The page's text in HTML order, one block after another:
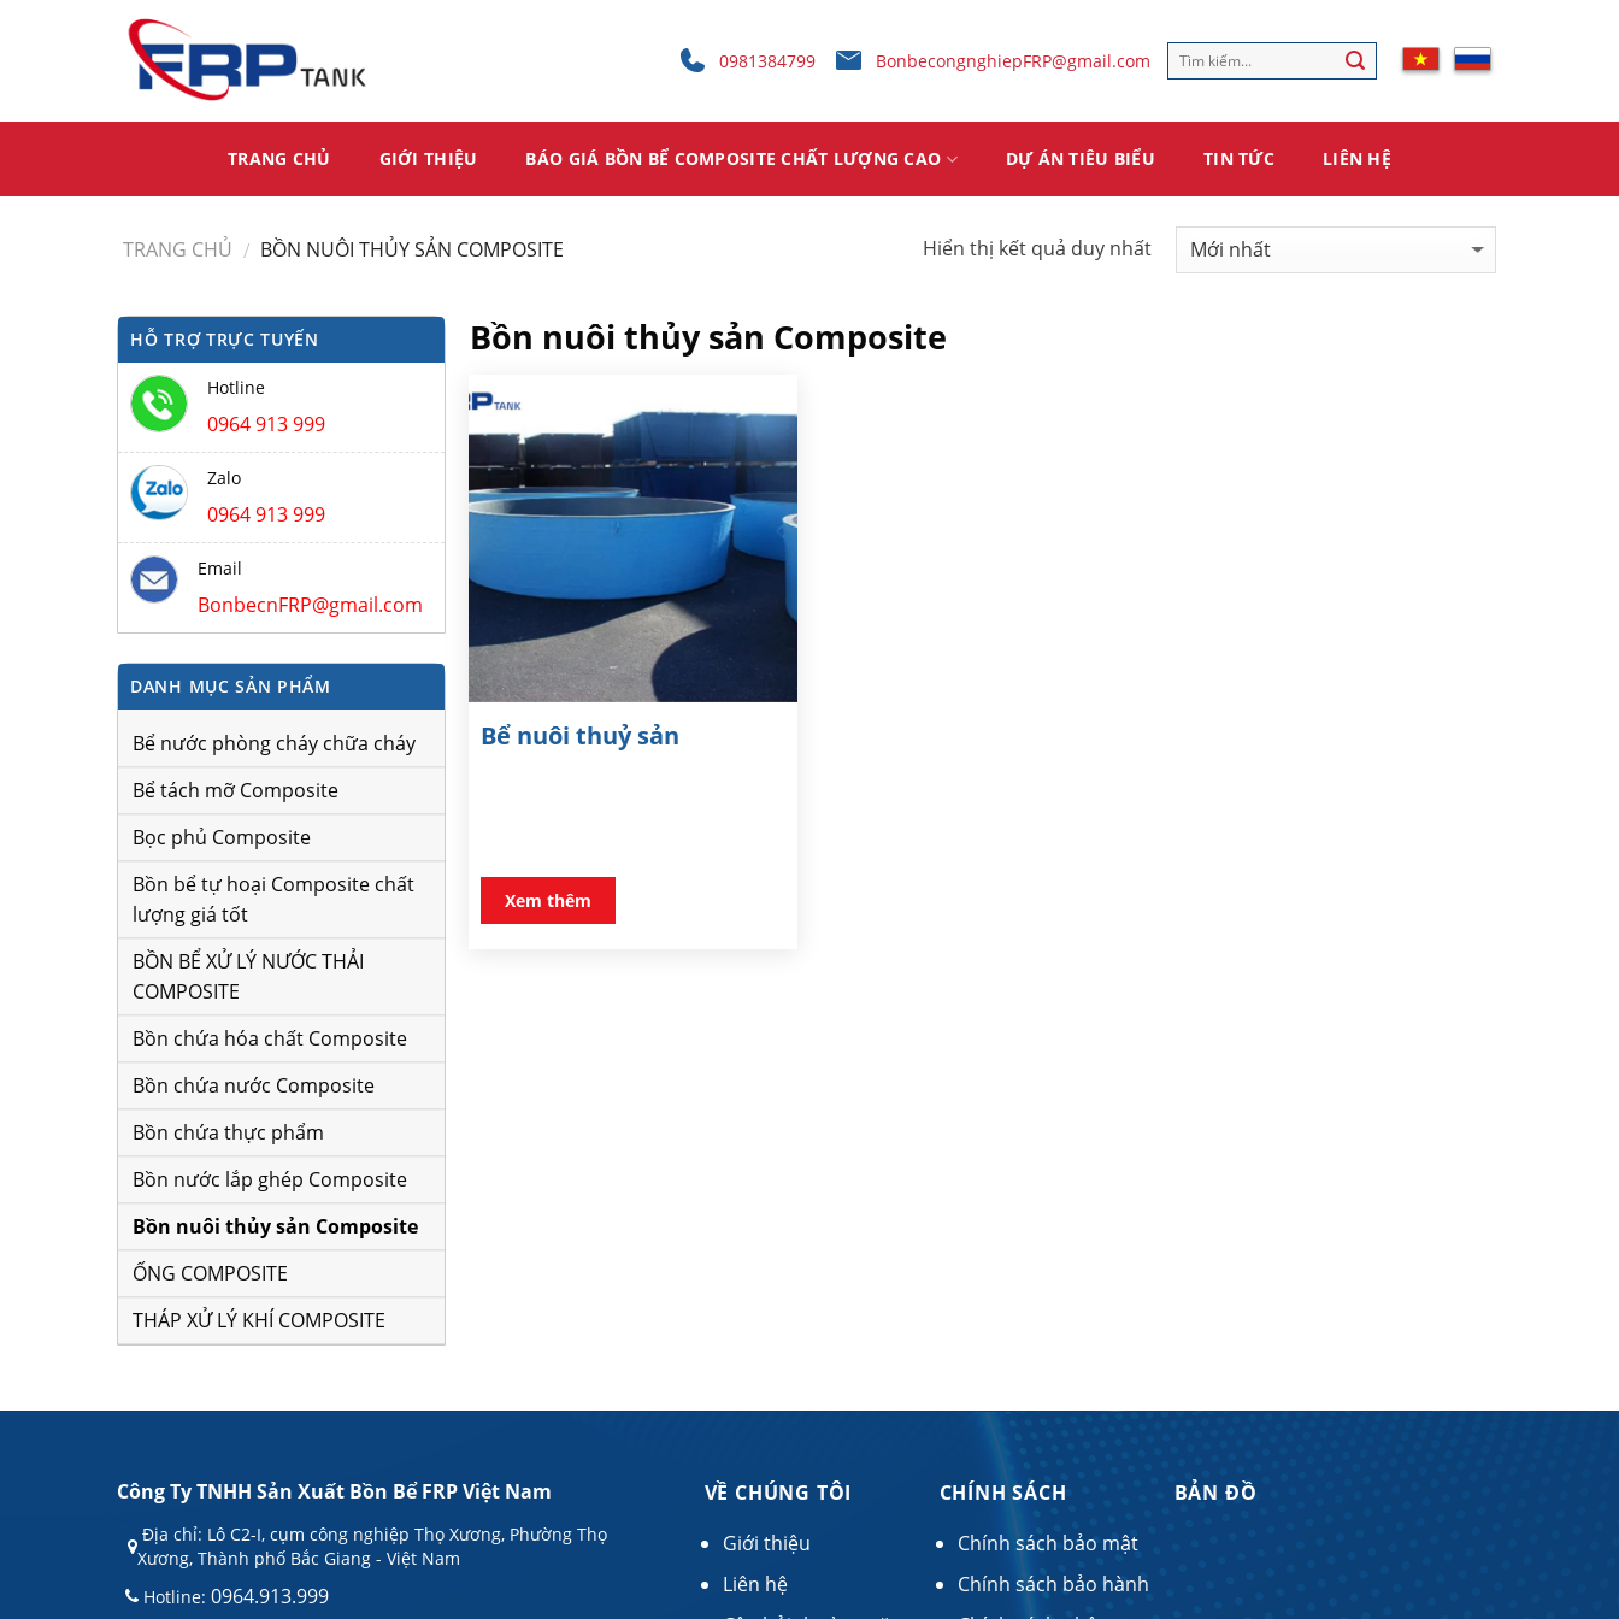
0981384799 BonbecongnghiepFRP@gmail.com
TRANG CHỦ GIỚI THIỆU BÁO GIÁ BỒN BỂ COMPOSITE CHẤT LƯỢNG CAO DỰ ÁN TIÊU BIỂU TIN TỨC LIÊN HỆ
TRANG CHỦ / BỒN NUÔI THỦY SẢN COMPOSITE Hiển thị kết quả duy nhất
HỖ TRỢ TRỰC TUYẾN
Hotline
0964 913 999
Zalo
0964 913 999
Email
BonbecnFRP@gmail.com
DANH MỤC SẢN PHẨM
Bể nước phòng cháy chữa cháy
Bể tách mỡ Composite
Bọc phủ Composite
Bồn bể tự hoại Composite chất
lượng giá tốt
BỒN BỂ XỬ LÝ NƯỚC THẢI
COMPOSITE
Bồn chứa hóa chất Composite
Bồn chứa nước Composite
Bồn chứa thực phẩm
Bồn nước lắp ghép Composite
Bồn nuôi thủy sản Composite
ỐNG COMPOSITE
THÁP XỬ LÝ KHÍ COMPOSITE
Bồn nuôi thủy sản Composite
Bể nuôi thuỷ sản
Xem thêm
Công Ty TNHH Sản Xuất Bồn Bể FRP Việt Nam
Địa chỉ: Lô C2-I, cụm công nghiệp Thọ Xương, Phường Thọ
Xương, Thành phố Bắc Giang - Việt Nam
Hotline: 0964.913.999
VỀ CHÚNG TÔI
Giới thiệu
Liên hệ
CHÍNH SÁCH
Chính sách bảo mật
Chính sách bảo hành
BẢN ĐỒ